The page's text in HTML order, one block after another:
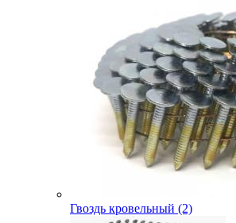
Гвоздь кровельный (2)